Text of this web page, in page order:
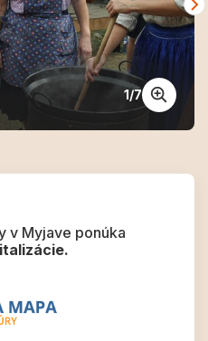
1/7
v Myjave ponúka